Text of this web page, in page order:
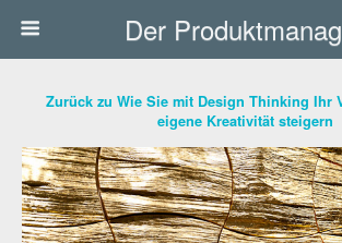
Der
Zurück zu Wie Sie mit Design Thinking Ihr
eigene Kreativität steigern